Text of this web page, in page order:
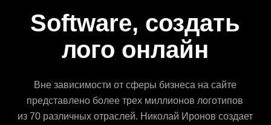
Software, создать
лого онлайн
Вне зависимости от сферы бизнеса на сайте
представлено более трех миллионов логотипов
из 70 различных отраслей. Николай Иронов создает